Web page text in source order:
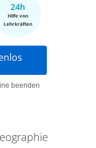
24h
Hilfe von
Lehrkräften
beenden